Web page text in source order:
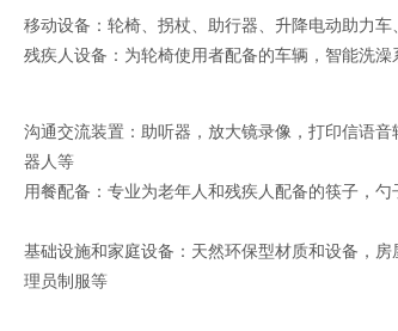
移动设备：轮椅、拐杖、助行器、升降电动助力
残疾人设备：为轮椅使用者配备的车辆，智能洗
沟通交流装置：助听器，放大镜录像，打印信语
器人等
用餐配备：专业为老年人和残疾人配备的筷子，
基础设施和家庭设备：天然环保型材质和设备，
理员制服等